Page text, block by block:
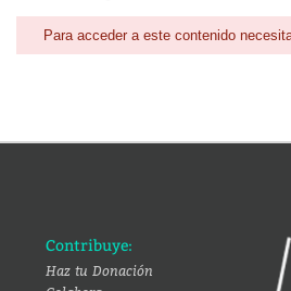
Para acceder a este contenido
Contribuye:
Haz tu Donación